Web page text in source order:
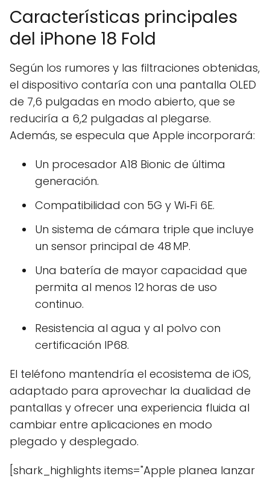
Características principales
del iPhone 18 Fold
Según los rumores y las filtraciones obtenidas,
el dispositivo contaría con una pantalla OLED
de 7,6 pulgadas en modo abierto, que se
reduciría a 6,2 pulgadas al plegarse.
Además, se especula que Apple incorporará:
Un procesador A18 Bionic de última
generación.
Compatibilidad con 5G y Wi‑Fi 6E.
Un sistema de cámara triple que incluye
un sensor principal de 48 MP.
Una batería de mayor capacidad que
permita al menos 12 horas de uso
continuo.
Resistencia al agua y al polvo con
certificación IP68.
El teléfono mantendría el ecosistema de iOS,
adaptado para aprovechar la dualidad de
pantallas y ofrecer una experiencia fluida al
cambiar entre aplicaciones en modo
plegado y desplegado.
[shark_highlights items="Apple planea lanzar